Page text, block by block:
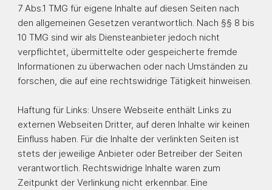
7 Abs.1 TMG für eigene Inhalte auf diesen Seiten nach
den allgemeinen Gesetzen verantwortlich. Nach §§ 8 bis
10 TMG sind wir als Diensteanbieter jedoch nicht
verpflichtet, übermittelte oder gespeicherte fremde
Informationen zu überwachen oder nach Umständen zu
forschen, die auf eine rechtswidrige Tätigkeit hinweisen.
Haftung für Links: Unsere Webseite enthält Links zu
externen Webseiten Dritter, auf deren Inhalte wir keinen
Einfluss haben. Für die Inhalte der verlinkten Seiten ist
stets der jeweilige Anbieter oder Betreiber der Seiten
verantwortlich. Rechtswidrige Inhalte waren zum
Zeitpunkt der Verlinkung nicht erkennbar. Eine